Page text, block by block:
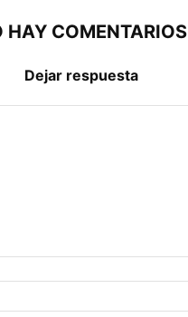
HAY COMENTARIOS
Dejar respuesta